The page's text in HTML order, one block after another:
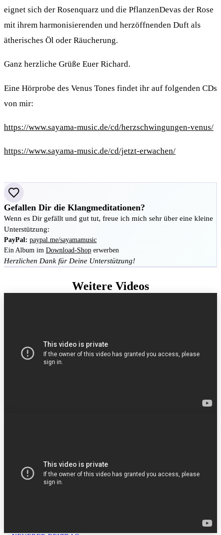
eignet sich der Rosenquarz und die PflanzenDevas der Rose
mit ihrem harmonisierenden und herzöffnenden Duft als
ätherisches Öl oder Räucherung.
Ganz herzliche Grüße Euer Richard.
Eine Hörprobe des Venus Tones findet ihr auf folgenden CDs
von mir:
https://www.sayama-music.de/cd/herzschwingungen-venus/
https://www.sayama-music.de/cd/jetzt-erwachen/
Gefallen Dir die Klangmeditationen?
Wenn es Dir gefällt und gut tut, freue ich mich sehr über eine kleine
Unterstützung:
PayPal: paypal.me/sayamamusic
Ein Album im Download-Shop erwerben
Herzlichen Dank für Deine Unterstützung!
Weitere Videos